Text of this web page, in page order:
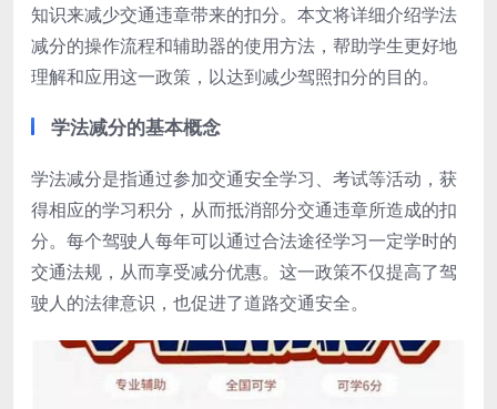
知识来减少交通违章带来的扣分。本文将详细介绍学法
减分的操作流程和辅助器的使用方法，帮助学生更好地
理解和应用这一政策，以达到减少驾照扣分的目的。
学法减分的基本概念
学法减分是指通过参加交通安全学习、考试等活动，获
得相应的学习积分，从而抵消部分交通违章所造成的扣
分。每个驾驶人每年可以通过合法途径学习一定学时的
交通法规，从而享受减分优惠。这一政策不仅提高了驾
驶人的法律意识，也促进了道路交通安全。